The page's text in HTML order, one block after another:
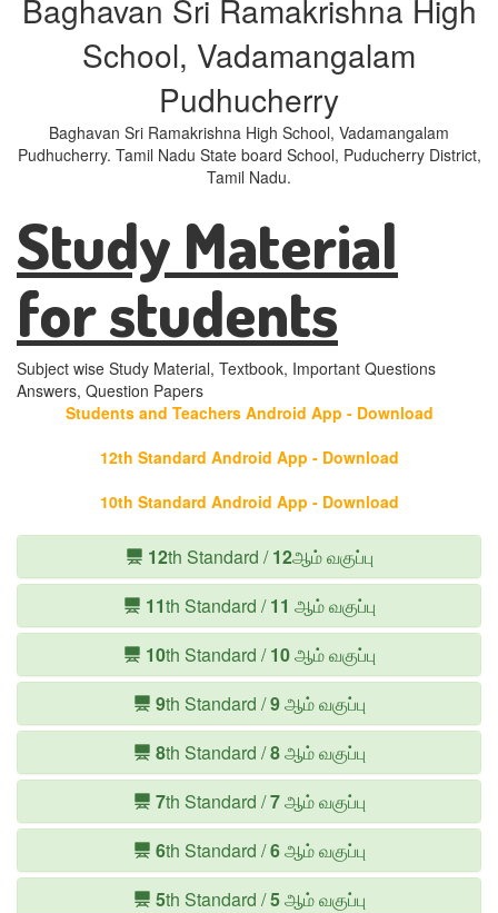
Baghavan Sri Ramakrishna High
School, Vadamangalam
Pudhucherry
Baghavan Sri Ramakrishna High School, Vadamangalam
Pudhucherry. Tamil Nadu State board School, Puducherry District,
Tamil Nadu.
Study Material
for students
Subject wise Study Material, Textbook, Important Questions
Answers, Question Papers
Students and Teachers Android App - Download
12th Standard Android App - Download
10th Standard Android App - Download
12th Standard /12ஆம் வகுப்பு
11th Standard /11 ஆம் வகுப்பு
10th Standard /10ஆம் வகுப்பு
9th Standard /9ஆம் வகுப்பு
8th Standard /8ஆம் வகுப்பு
7th Standard /7ஆம் வகுப்பு
6th Standard /6ஆம் வகுப்பு
5th Standard /5ஆம் வகுப்பு